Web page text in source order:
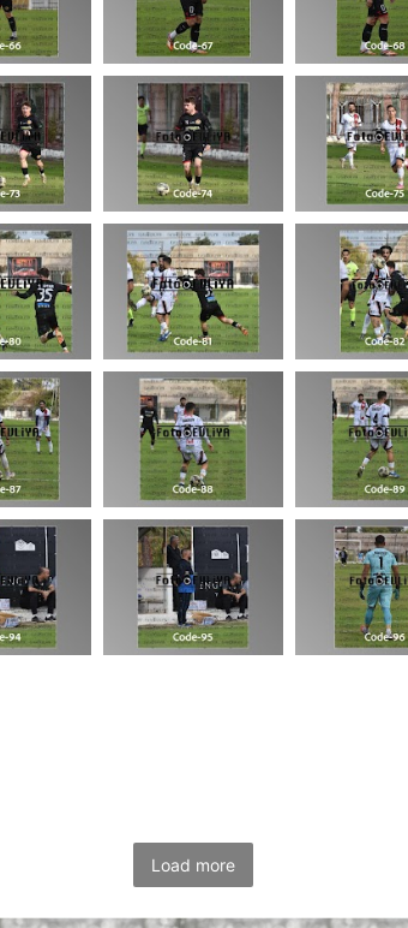
Load more